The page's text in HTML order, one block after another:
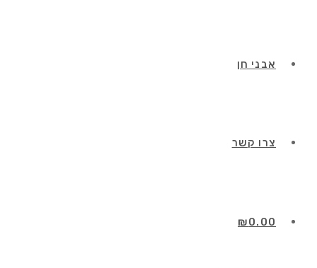
אבני חן
צרו קשר
₪0.00